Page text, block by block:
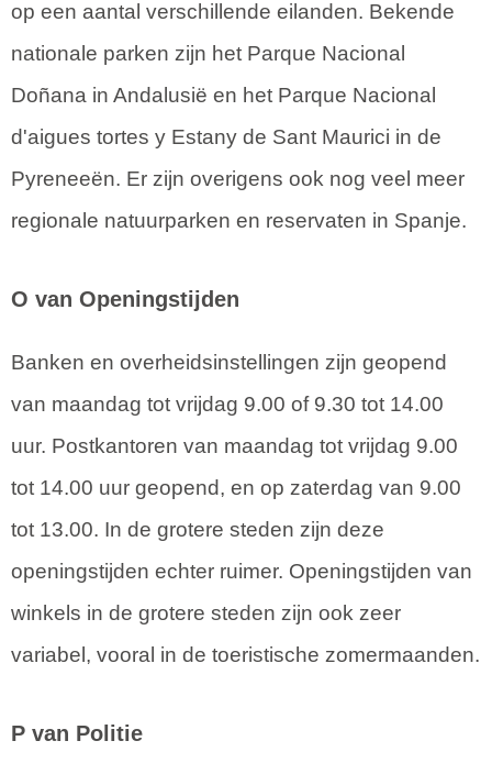
op een aantal verschillende eilanden. Bekende
nationale parken zijn het Parque Nacional
Doñana in Andalusië en het Parque Nacional
d'aigues tortes y Estany de Sant Maurici in de
Pyreneeën. Er zijn overigens ook nog veel meer
regionale natuurparken en reservaten in Spanje.
O van Openingstijden
Banken en overheidsinstellingen zijn geopend
van maandag tot vrijdag 9.00 of 9.30 tot 14.00
uur. Postkantoren van maandag tot vrijdag 9.00
tot 14.00 uur geopend, en op zaterdag van 9.00
tot 13.00. In de grotere steden zijn deze
openingstijden echter ruimer. Openingstijden van
winkels in de grotere steden zijn ook zeer
variabel, vooral in de toeristische zomermaanden.
P van Politie